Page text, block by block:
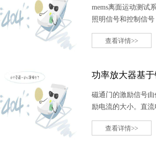
mems离面运动测试
照明信号和控制信
路实现led的频闪照
机捕捉到的物体运
查看详情>>
功率放大器基
磁通门的激励信号
励电流的大小。直
线圈两端与示波器相
查看详情>>